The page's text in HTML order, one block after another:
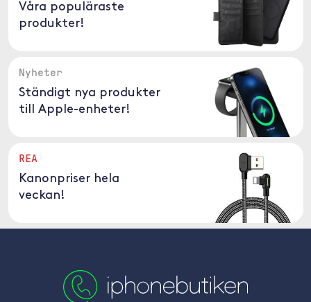
Våra populäraste
produkter!
Nyheter
Ständigt nya produkter
till Apple-enheter!
REA
Kanonpriser hela
veckan!